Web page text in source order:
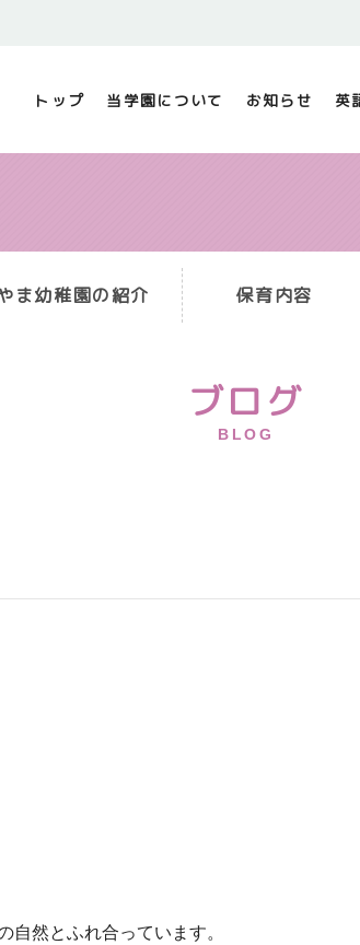
トップ 当学園について お知らせ 英
ま幼稚園の紹介 保育内容
ブログ
BLOG
自然とふれ合っています。